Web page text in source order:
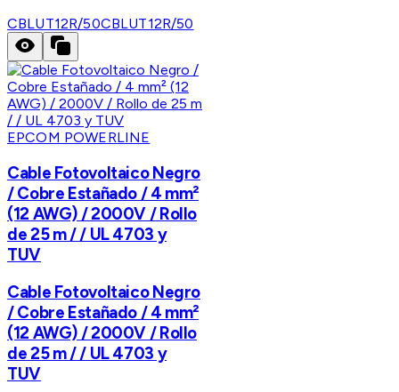
CBLUT12R/50CBLUT12R/50
EPCOM POWERLINE
Cable Fotovoltaico Negro
/ Cobre Estañado / 4 mm²
(12 AWG) / 2000V / Rollo
de 25 m / / UL 4703 y
TUV
Cable Fotovoltaico Negro
/ Cobre Estañado / 4 mm²
(12 AWG) / 2000V / Rollo
de 25 m / / UL 4703 y
TUV